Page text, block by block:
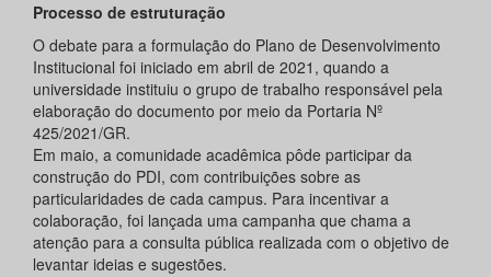
Processo de estruturação
O debate para a formulação do Plano de Desenvolvimento
Institucional foi iniciado em abril de 2021, quando a
universidade instituiu o grupo de trabalho responsável pela
elaboração do documento por meio da Portaria Nº
425/2021/GR.
Em maio, a comunidade acadêmica pôde participar da
construção do PDI, com contribuições sobre as
particularidades de cada campus. Para incentivar a
colaboração, foi lançada uma campanha que chama a
atenção para a consulta pública realizada com o objetivo de
levantar ideias e sugestões.